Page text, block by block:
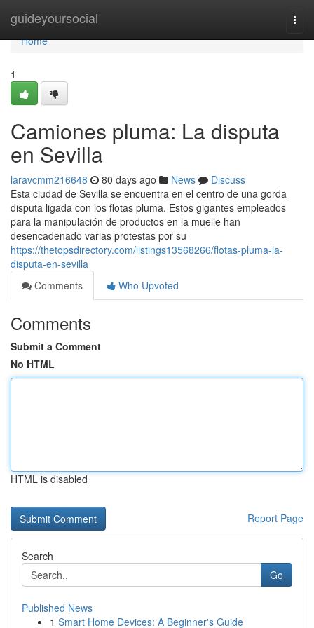
guideyoursocial
Home
Home
1
Camiones pluma: La disputa
en Sevilla
laravcmm216648 80 days ago News
Discuss
Esta ciudad de Sevilla se encuentra en el centro de una gorda
disputa ligada con los flotas pluma. Estos gigantes empleados
para la manipulación de productos en la muelle han
desencadenado varias protestas por su
https://thetopsdirectory.com/listings13568266/flotas-pluma-la-
disputa-en-sevilla
Comments
Who Upvoted
Comments
Submit a Comment
No HTML
HTML is disabled
Report Page
Search
Go
Published News
1 Smart Home Devices: A Beginner's Guide